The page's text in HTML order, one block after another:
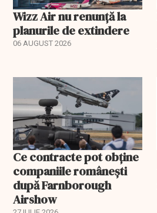
Wizz Air nu renunță la
planurile de extindere
06 AUGUST 2026
Ce contracte pot obține
companiile românești
după Farnborough
Airshow